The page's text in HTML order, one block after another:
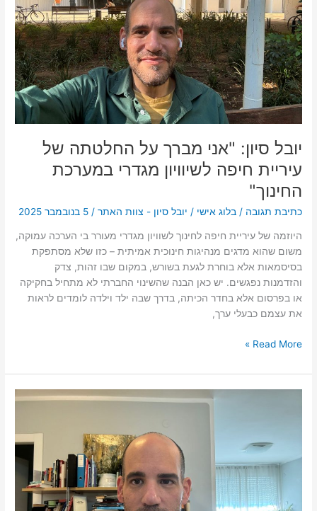
יובל סיון: "אני מברך על החלטתה של
עיריית חיפה לשיוויון מגדרי במערכת
החינוך"
כתיבת תגובה /בלוג אישי / יובל סיון - צוות האתר/5 בנובמבר 2025
היוזמה של עיריית חיפה לחינוך לשוויון מגדרי מעורר בי הערכה עמוקה,
משום שהוא מדגים מנהיגות חינוכית אמיתית – כזו שלא מסתפקת
בסיסמאות אלא בוחרת לגעת בשורש, במקום שבו זהות, צדק
והזדמנות נפגשים. יש כאן הבנה שהשינוי החברתי לא מתחיל בחקיקה
או בפרסום אלא בחדר הכיתה, בדרך שבה ילד וילדה לומדים לראות
את עצמם כבעלי ערך,
של
עיריית
חיפה
לשיוויון
מגדרי
במערכת
החינוך"
Read More »
ננקוט
בצעדים